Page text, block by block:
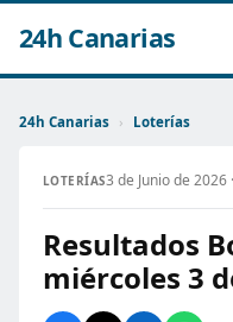
24h Canarias
24h Canarias › Loterías
LOTERÍAS3 de Junio de 2026
Resultados
miércoles 3